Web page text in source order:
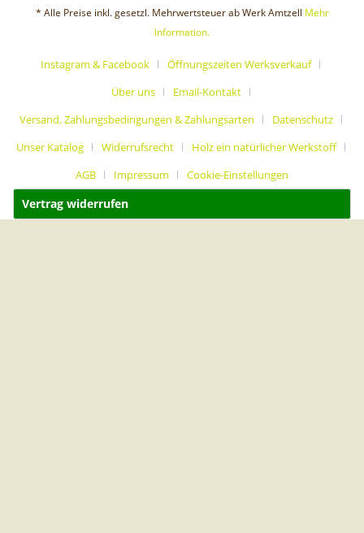
* Alle Preise inkl. gesetzl. Mehrwertsteuer ab Werk Amtzell Mehr
Information.
Instagram & Facebook
Öffnungszeiten Werksverkauf
Über uns
Email-Kontakt
Versand, Zahlungsbedingungen & Zahlungsarten
Datenschutz
Unser Katalog
Widerrufsrecht
Holz ein natürlicher Werkstoff
AGB
Impressum Cookie-Einstellungen
Vertrag widerrufen